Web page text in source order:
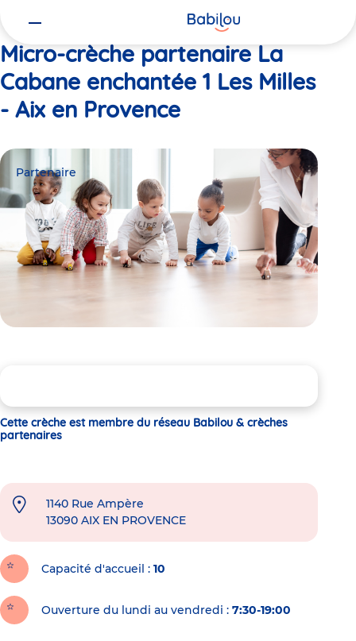
Micro-crèche partenaire La
Cabane enchantée 1 Les Milles
- Aix en Provence
Partenaire
Cette crèche est membre du réseau Babilou & crèches
partenaires
1140 Rue Ampère
13090 AIX EN PROVENCE
Capacité d'accueil 10
Ouverture du lundi au vendredi : 7:30-19:00